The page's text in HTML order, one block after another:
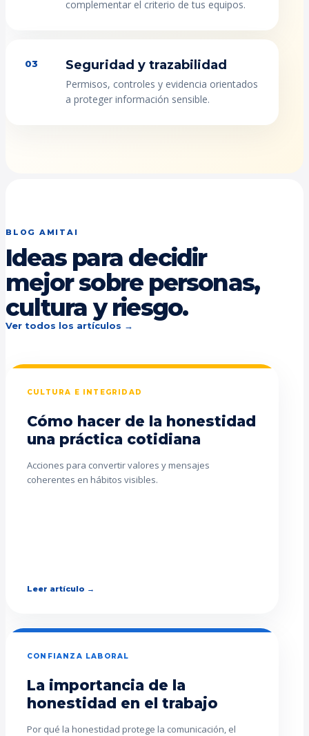
complementar el criterio de tus equipos.
03 Seguridad y trazabilidad
Permisos, controles y evidencia orientados
a proteger información sensible.
BLOG AMITAI
Ideas para decidir
mejor sobre personas,
cultura y riesgo.
Ver todos los artículos →
CULTURA E INTEGRIDAD
Cómo hacer de la honestidad
una práctica cotidiana
Acciones para convertir valores y mensajes
coherentes en hábitos visibles.
Leer artículo →
CONFIANZA LABORAL
La importancia de la
honestidad en el trabajo
Por qué la honestidad protege la comunicación, el